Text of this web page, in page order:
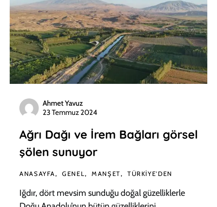
Ahmet Yavuz
23 Temmuz 2024
Ağrı Dağı ve İrem Bağları görsel
şölen sunuyor
ANASAYFA GENEL MANŞET TÜRKIYE'DEN
Iğdır, dört mevsim sunduğu doğal güzelliklerle